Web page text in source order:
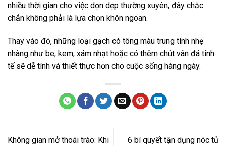
nhiều thời gian cho việc dọn dẹp thường xuyên, đây chắc
chắn không phải là lựa chọn khôn ngoan.
Thay vào đó, những loại gạch có tông màu trung tính nhẹ
nhàng như be, kem, xám nhạt hoặc có thêm chút vân đá tinh
tế sẽ dễ tính và thiết thực hơn cho cuộc sống hàng ngày.
Không gian mở thoái trào: Khi
6 bí quyết tận dụng nóc tủ